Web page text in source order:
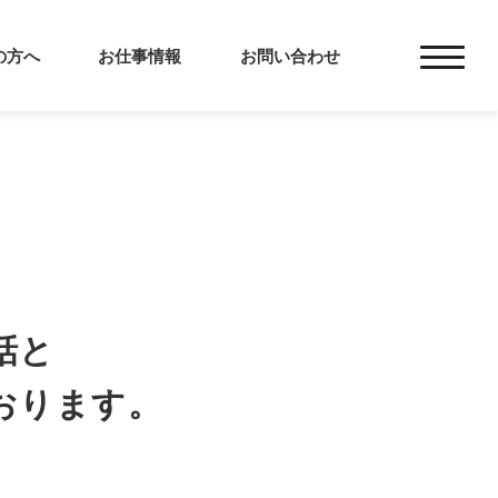
方へ お仕事情報 お問い合わせ
と
ます。